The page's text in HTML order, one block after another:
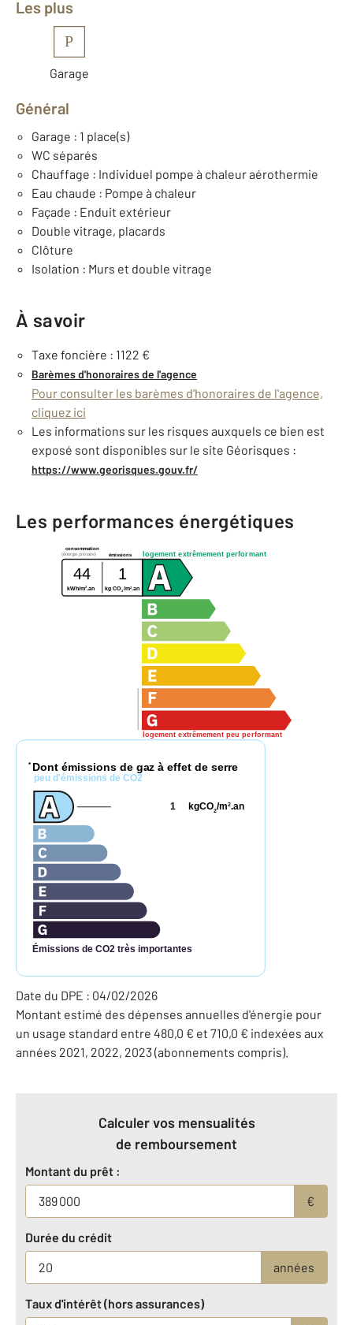
Les plus
P
Garage
Général
Garage : 1 place(s)
WC séparés
Chauffage : Individuel pompe à chaleur aérothermie
Eau chaude : Pompe à chaleur
Façade : Enduit extérieur
Double vitrage, placards
Clôture
Isolation : Murs et double vitrage
À savoir
Taxe foncière : 1122 €
Barèmes d'honoraires de l'agence
Pour consulter les barèmes d'honoraires de l'agence,
cliquez ici
Les informations sur les risques auxquels ce bien est
exposé sont disponibles sur le site Géorisques :
https://www.georisques.gouv.fr/
Les performances énergétiques
logement extrêmement performant
logement extrêmement peu performant
consommation
émissions
(énergie primaire)
44 1
kWh/m2.an kg CO2 /m2.an
* Dont émissions de gaz à effet de serre
peu d'émissions de CO2
Émissions de CO2 très importantes
kgCO2/m2.an
1
Date du DPE : 04/02/2026
Montant estimé des dépenses annuelles d'énergie pour
un usage standard entre 480,0 € et 710,0 € indexées aux
années 2021, 2022, 2023 (abonnements compris).
Calculer vos mensualités
de remboursement
Montant du prêt :
€
Durée du crédit
années
Taux d'intérêt (hors assurances)